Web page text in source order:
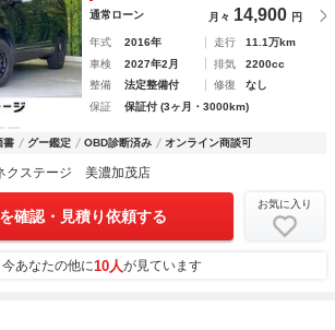
通常ローン 月々 14,900 円
年式 2016年 走行
11.1万km
車検
2027年2月 排気
2200cc
整備
法定整備付 修復
なし
保証
保証付 (3ヶ月・3000km)
書 グー鑑定 OBD診断済み オンライン商談可
クステージ 美濃加茂店
確認・見積り依頼する
お気に入り
今あなたの他に10人が見ています